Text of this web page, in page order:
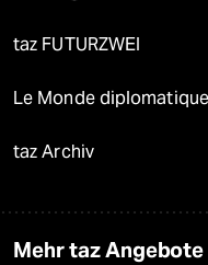
taz FUTURZWEI
Le Monde diplomatique
taz Archiv
Mehr taz Angebote